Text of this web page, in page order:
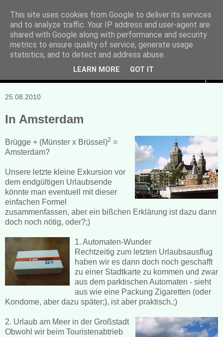
Manuela Sonntag
Bücher, Blogs & mehr
25.08.2010
In Amsterdam
Brügge + (Münster x Brüssel)2 =
Amsterdam?
Unsere letzte kleine Exkursion vor
dem endgültigen Urlaubsende
könnte man eventuell mit dieser
einfachen Formel
zusammenfassen, aber ein bißchen Erklärung ist dazu dann
doch noch nötig, oder?;)
1. Automaten-Wunder
Rechtzeitig zum letzten Urlaubsausflug
haben wir es dann doch noch geschafft
zu einer Stadtkarte zu kommen und zwar
aus dem parktischen Automaten - sieht
aus wie eine Packung Zigaretten (oder
Kondome, aber dazu später;), ist aber praktisch.;)
2. Urlaub am Meer in der Großstadt
Obwohl wir beim Touristenabtrieb
This site uses cookies from Google to deliver its services
and to analyze traffic. Your IP address and user-agent are
shared with Google along with performance and security
metrics to ensure quality of service, generate usage
statistics, and to detect and address abuse.
LEARN MORE GOT IT